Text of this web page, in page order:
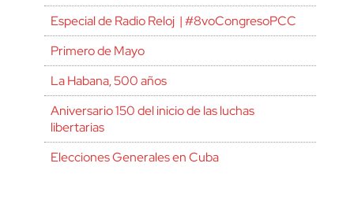
Especial de Radio Reloj | #8voCongresoPCC
Primero de Mayo
La Habana, 500 años
Aniversario 150 del inicio de las luchas
libertarias
Elecciones Generales en Cuba